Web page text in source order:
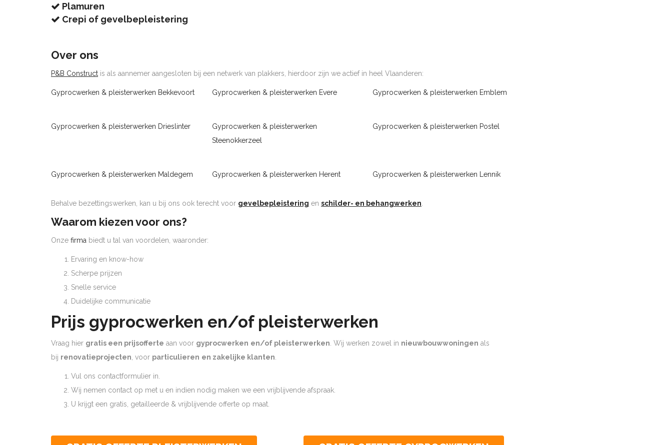
Plamuren
Crepi of gevelbepleistering
Over ons
P&B Construct is als aannemer aangesloten bij een netwerk van plakkers, hierdoor zijn we actief in heel Vlaanderen:
Gyprocwerken & pleisterwerken Bekkevoort Gyprocwerken & pleisterwerken Evere Gyprocwerken & pleisterwerken Emblem
Gyprocwerken & pleisterwerken Drieslinter
Gyprocwerken & pleisterwerken
Steenokkerzeel
Gyprocwerken & pleisterwerken Postel
Gyprocwerken & pleisterwerken Maldegem Gyprocwerken & pleisterwerken Herent Gyprocwerken & pleisterwerken Lennik
Behalve bezettingswerken, kan u bij ons ook terecht voor gevelbepleistering en schilder- en behangwerken
Waarom kiezen voor ons?
Onze firma biedt u tal van voordelen, waaronder:
Ervaring en know-how
Scherpe prijzen
Snelle service
Duidelijke communicatie
Prijs gyprocwerken en/of pleisterwerken
Vraag hier gratis een prijsofferte aan voor gyprocwerken en/of pleisterwerken . Wij werken zowel in nieuwbouwwoningen als
bij renovatieprojecten , voor particulieren en zakelijke klanten
Vul ons contactformulier in.
Wij nemen contact op met u en indien nodig maken we een vrijblijvende afspraak.
U krijgt een gratis, getailleerde & vrijblijvende offerte op maat.